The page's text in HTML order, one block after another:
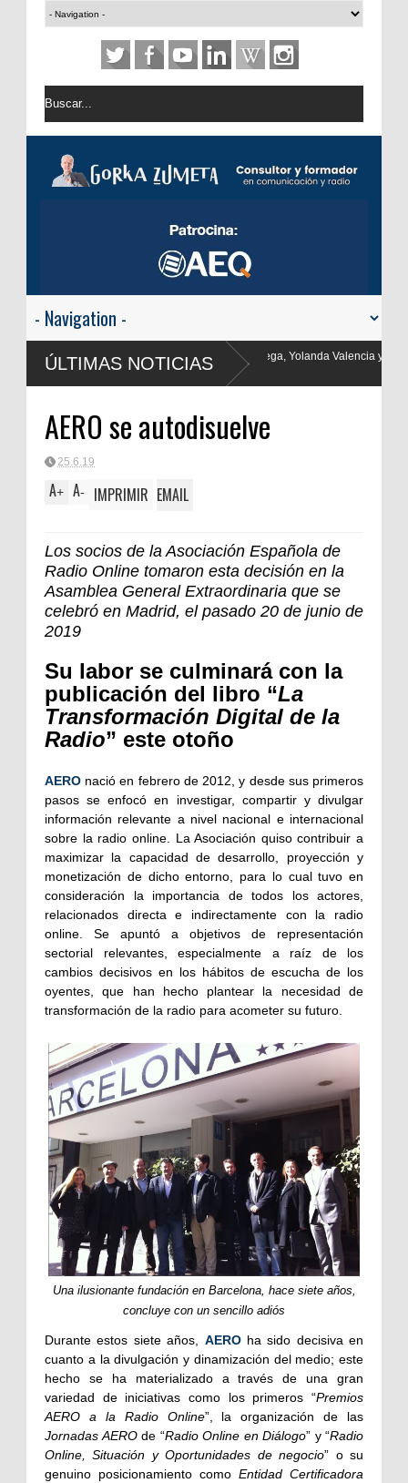
ÚLTIMAS NOTICIAS
Yolanda Valencia y Frank Blanco regresan a
AERO se autodisuelve
25.6.19
A+ A- IMPRIMIR EMAIL
Los socios de la Asociación Española de
Radio Online tomaron esta decisión en la
Asamblea General Extraordinaria que se
celebró en Madrid, el pasado 20 de junio de
2019
Su labor se culminará con la
publicación del libro “La
Transformación Digital de la
Radio” este otoño
AERO nació en febrero de 2012, y desde sus primeros
pasos se enfocó en investigar, compartir y divulgar
información relevante a nivel nacional e internacional
sobre la radio online. La Asociación quiso contribuir a
maximizar la capacidad de desarrollo, proyección y
monetización de dicho entorno, para lo cual tuvo en
consideración la importancia de todos los actores,
relacionados directa e indirectamente con la radio
online. Se apuntó a objetivos de representación
sectorial relevantes, especialmente a raíz de los
cambios decisivos en los hábitos de escucha de los
oyentes, que han hecho plantear la necesidad de
transformación de la radio para acometer su futuro.
Una ilusionante fundación en Barcelona, hace siete años,
concluye con un sencillo adiós
Durante estos siete años, AERO ha sido decisiva en
cuanto a la divulgación y dinamización del medio; este
hecho se ha materializado a través de una gran
variedad de iniciativas como los primeros “Premios
AERO a la Radio Online”, la organización de las
Jornadas AERO de “Radio Online en Diálogo” y “Radio
Online, Situación y Oportunidades de negocio” o su
genuino posicionamiento como Entidad Certificadora